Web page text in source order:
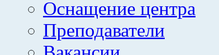
Оснащение центра
Преподаватели